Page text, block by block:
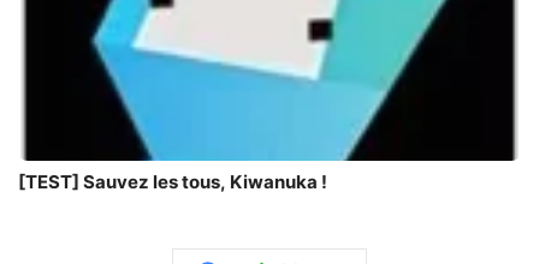
[TEST] Sauvez les tous, Kiwanuka !